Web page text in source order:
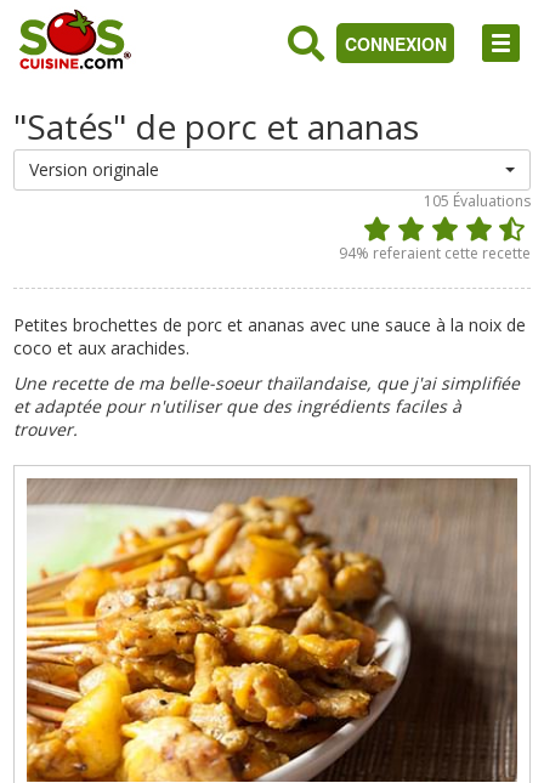
CONNEXION
"Satés" de porc et ananas
Version originale
105 Évaluations
94% referaient cette recette
Petites brochettes de porc et ananas avec une sauce à la noix de
coco et aux arachides.
Une recette de ma belle-soeur thaïlandaise, que j'ai simplifiée
et adaptée pour n'utiliser que des ingrédients faciles à
trouver.